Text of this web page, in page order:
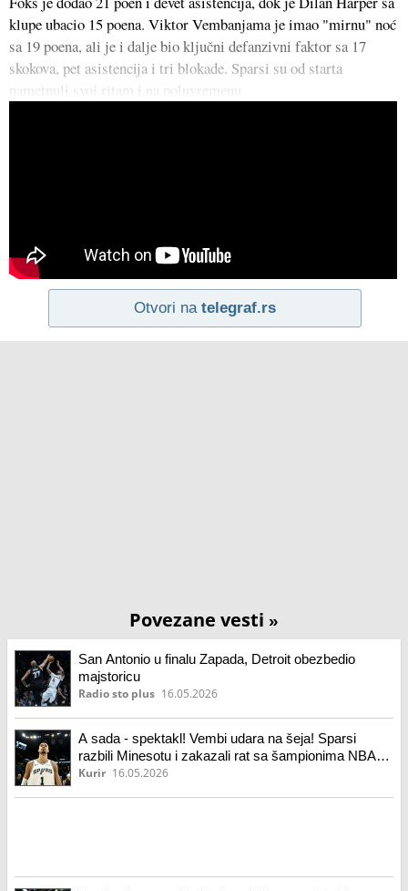
klupe ubacio 15 poena. Viktor Vembanjama je imao "mirnu" noć
sa 19 poena, ali je i dalje bio ključni defanzivni faktor sa 17
skokova, pet asistencija i tri blokade. Sparsi su od starta
nametnuli svoj ritam i na poluvremenu
Otvori na telegraf.rs
Povezane vesti »
San Antonio u finalu Zapada, Detroit obezbedio
majstoricu
Radio sto plus 16.05.2026
A sada - spektakl! Vembi udara na šeja! Sparsi
razbili Minesotu i zakazali rat sa šampionima NBA
lige! (video)
Kurir 16.05.2026